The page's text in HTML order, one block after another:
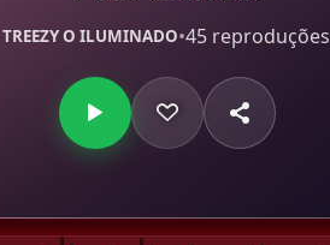
TREEZY O ILUMINADO•45 reproduções